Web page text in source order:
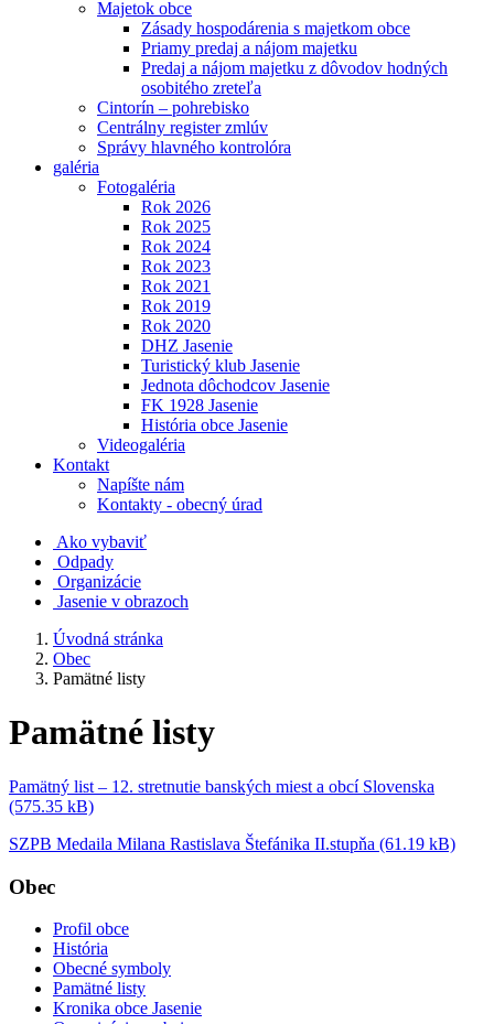
Majetok obce
Zásady hospodárenia s majetkom obce
Priamy predaj a nájom majetku
Predaj a nájom majetku z dôvodov hodných
osobitého zreteľa
Cintorín – pohrebisko
Centrálny register zmlúv
Správy hlavného kontrolóra
galéria
Fotogaléria
Rok 2026
Rok 2025
Rok 2024
Rok 2023
Rok 2021
Rok 2019
Rok 2020
DHZ Jasenie
Turistický klub Jasenie
Jednota dôchodcov Jasenie
FK 1928 Jasenie
História obce Jasenie
Videogaléria
Kontakt
Napíšte nám
Kontakty - obecný úrad
Ako vybaviť
Odpady
Organizácie
Jasenie v obrazoch
Úvodná stránka
Obec
Pamätné listy
Pamätné listy
Pamätný list – 12. stretnutie banských miest a obcí Slovenska
(575.35 kB)
SZPB Medaila Milana Rastislava Štefánika II.stupňa (61.19 kB)
Obec
Profil obce
História
Obecné symboly
Pamätné listy
Kronika obce Jasenie